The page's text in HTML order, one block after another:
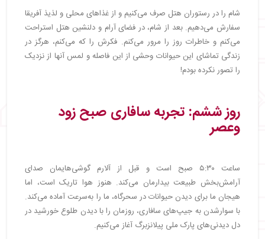
شام را در رستوران هتل صرف می‌کنیم و از غذاهای محلی و لذیذ آفریقا
سفارش می‌دهیم. بعد از شام، در فضای آرام و دلنشین هتل استراحت
می‌کنم و خاطرات روز را مرور می‌کنم. فکرش را که می‌کنم، هرگز در
زندگی تماشای این حیوانات وحشی از این فاصله و لمس آنها از نزدیک
را تصور نکرده بودم!
روز ششم: تجربه سافاری صبح زود
وعصر
ساعت ۵:۳۰ صبح است و قبل از آلارم گوشی‌هایمان صدای
آرامش‌بخش طبیعت بیدارمان می‌کند. هنوز هوا تاریک است، اما
هیجان ما برای دیدن حیوانات در سحرگاه، ما را به‌سرعت آماده می‌کند.
با سوارشدن به جیپ‌های سافاری، روزمان را با دیدن طلوع خورشید در
دل دیدنی‌های پارک ملی پیلانزبرگ آغاز می‌کنیم.